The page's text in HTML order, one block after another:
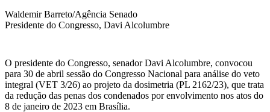
Waldemir Barreto/Agência Senado
Presidente do Congresso, Davi Alcolumbre
O presidente do Congresso, senador Davi Alcolumbre, convocou
para 30 de abril sessão do Congresso Nacional para análise do veto
integral (VET 3/26) ao projeto da dosimetria (PL 2162/23), que trata
da redução das penas dos condenados por envolvimento nos atos do
8 de janeiro de 2023 em Brasília.